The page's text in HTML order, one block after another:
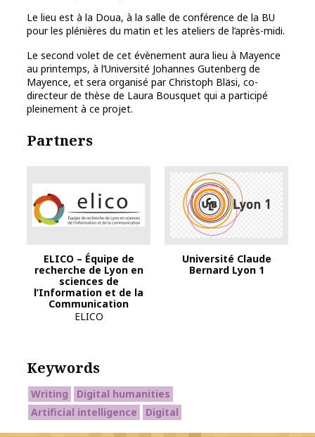
Le lieu est à la Doua, à la salle de conférence de la BU
pour les plénières du matin et les ateliers de l’après-midi.
Le second volet de cet évènement aura lieu à Mayence
au printemps, à l’Université Johannes Gutenberg de
Mayence, et sera organisé par Christoph Bläsi, co-
directeur de thèse de Laura Bousquet qui a participé
pleinement à ce projet.
Partners
ELICO – Équipe de
recherche de Lyon en
sciences de
l’Information et de la
Communication
ELICO
Université Claude
Bernard Lyon 1
Keywords
Writing
Digital humanities
Artificial intelligence
Digital